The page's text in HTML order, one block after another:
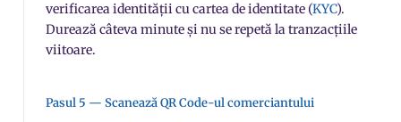
verificarea identității cu cartea de identitate (KYC).
Durează câteva minute și nu se repetă la tranzacțiile
viitoare.
Pasul 5 — Scanează QR Code-ul comerciantului